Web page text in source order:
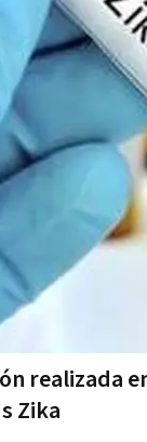
realizada
Zika